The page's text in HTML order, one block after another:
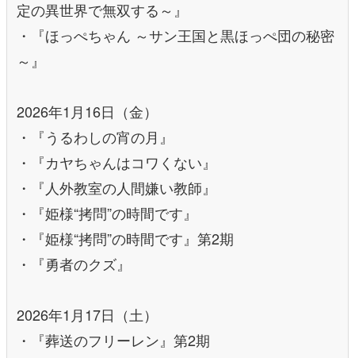
定の異世界で無双する～』
・『ほっぺちゃん ～サン王国と黒ほっぺ団の秘密
～』
2026年1月16日（金）
・『うるわしの宵の月』
・『カヤちゃんはコワくない』
・『人外教室の人間嫌い教師』
・『姫様“拷問”の時間です』
・『姫様“拷問”の時間です』第2期
・『勇者のクズ』
2026年1月17日（土）
・『葬送のフリーレン』第2期